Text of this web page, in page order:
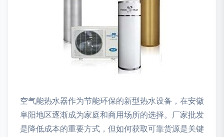
空气能热水器作为节能环保的新型热水设备，在安徽
阜阳地区逐渐成为家庭和商用场所的选择。厂家批发
是降低成本的重要方式，但如何获取可靠货源是关键